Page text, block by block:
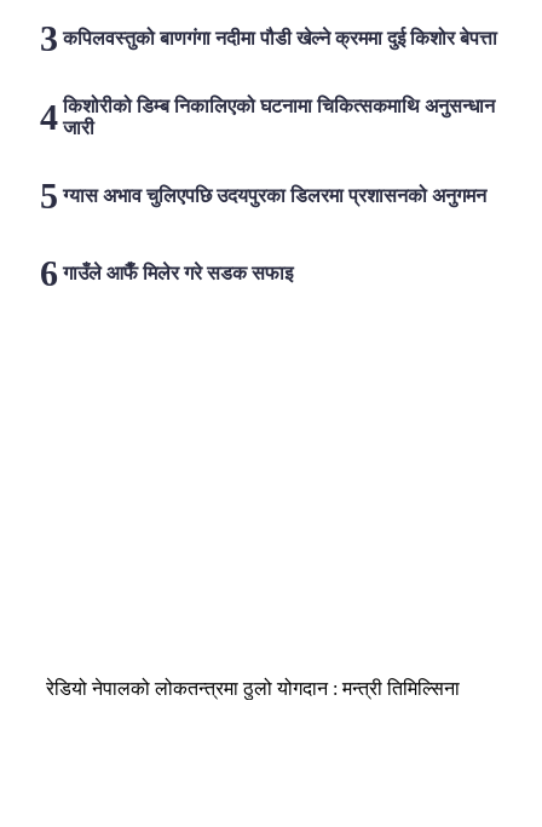
कपिलवस्तुको बाणगंगा नदीमा पौडी खेल्ने क्रममा दुई किशोर बेपत्ता
किशोरीको डिम्ब निकालिएको घटनामा चिकित्सकमाथि अनुसन्धान
जारी
ग्यास अभाव चुलिएपछि उदयपुरका डिलरमा प्रशासनको अनुगमन
गाउँले आफैँ मिलेर गरे सडक सफाइ
रेडियो नेपालको लोकतन्त्रमा ठुलो योगदान : मन्त्री तिमिल्सिना